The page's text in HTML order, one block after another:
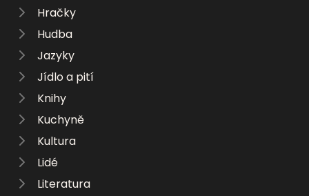
Hračky
Hudba
Jazyky
Jídlo a pití
Knihy
Kuchyně
Kultura
Lidé
Literatura